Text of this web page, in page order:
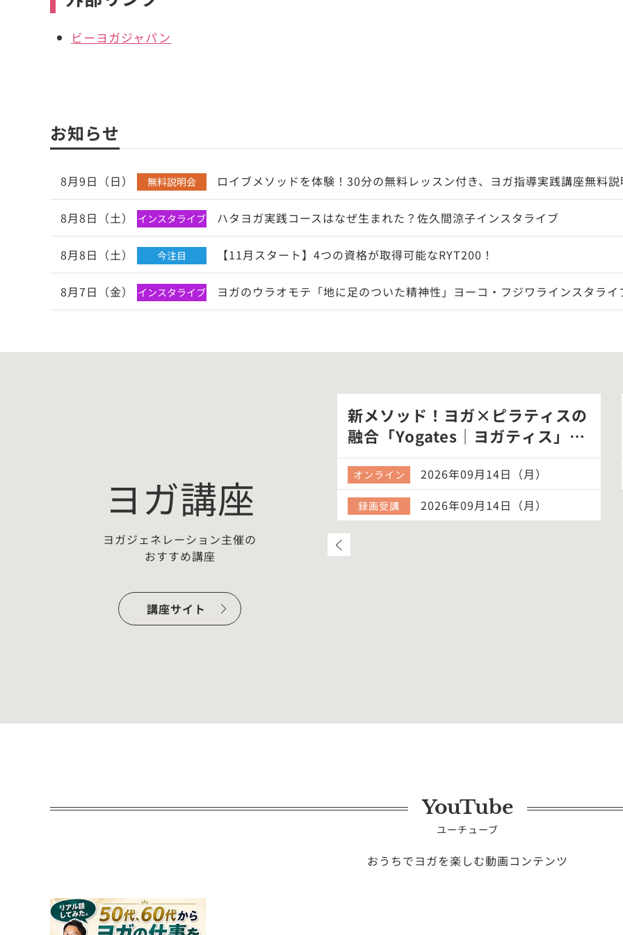
ビーヨガジャパン
お知らせ
8月9日（日） 無料説明会 ロイブメソッドを体験！30分の無料レッスン付き、ヨガ指導実践講座無料
8月8日（土） インスタライブ ハタヨガ実践コースはなぜ生まれた？佐久間涼子インスタライブ
8月8日（土） 今注目 【11月スタート】4つの資格が取得可能なRYT200！
8月7日（金） インスタライブ ヨガのウラオモテ「地に足のついた精神性」ヨーコ・フジワラインスタライ
ヨガ講座
ヨガジェネレーション主催の
おすすめ講座
講座サイト
っとヨガ哲学「わかっちゃいるけ
YouTube
ユーチューブ
おうちでヨガを楽しむ動画コンテンツ